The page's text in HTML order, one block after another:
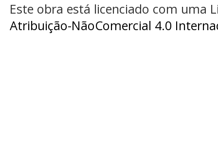
Este obra está licenciado com uma
Atribuição-NãoComercial 4.0